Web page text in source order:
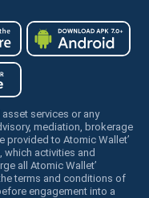
services or any
mediation, brokerage
provided to Atomic Wallet’
which activities and
all Atomic Wallet’
terms and conditions of
engagement into a